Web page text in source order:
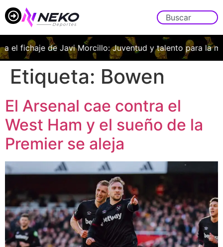
el fichaje de Javi Morcillo: Juventud y talento para la
Etiqueta: Bowen
El Arsenal cae contra el
West Ham y el sueño de la
Premier se aleja